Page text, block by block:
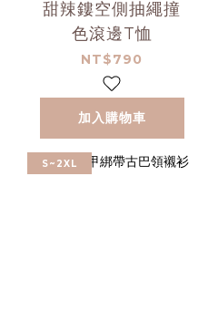
甜辣鏤空側抽繩撞
色滾邊T恤
NT$790
加入購物車
S~2XL